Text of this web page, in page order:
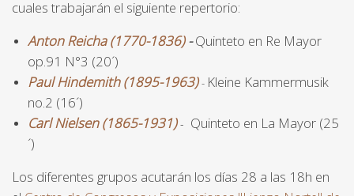
cuales trabajarán el siguiente repertorio:
Anton Reicha (1770-1836)-Quinteto en Re Mayor
op.91 N°3 (20´)
Paul Hindemith (1895-1963) - Kleine Kammermusik
no.2 (16´)
Carl Nielsen (1865-1931) - Quinteto en La Mayor (25
´)
Los diferentes grupos acutarán los días 28 a las 18h en